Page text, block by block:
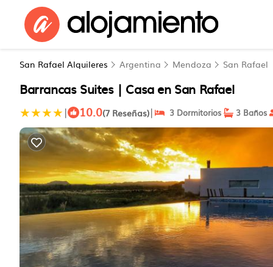
San Rafael Alquileres Argentina Mendoza San Rafael
Barrancas Suites | Casa en San Rafael
| 10.0(7 Reseñas)| 3 Dormitorios 3 Baños